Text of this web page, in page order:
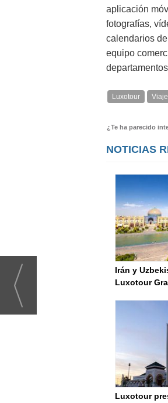
aplicación
fotografías,
calendarios
equipo
Luxotour
¿Te ha parecido
NOTICIAS
Irán y
Luxotour
Luxotour